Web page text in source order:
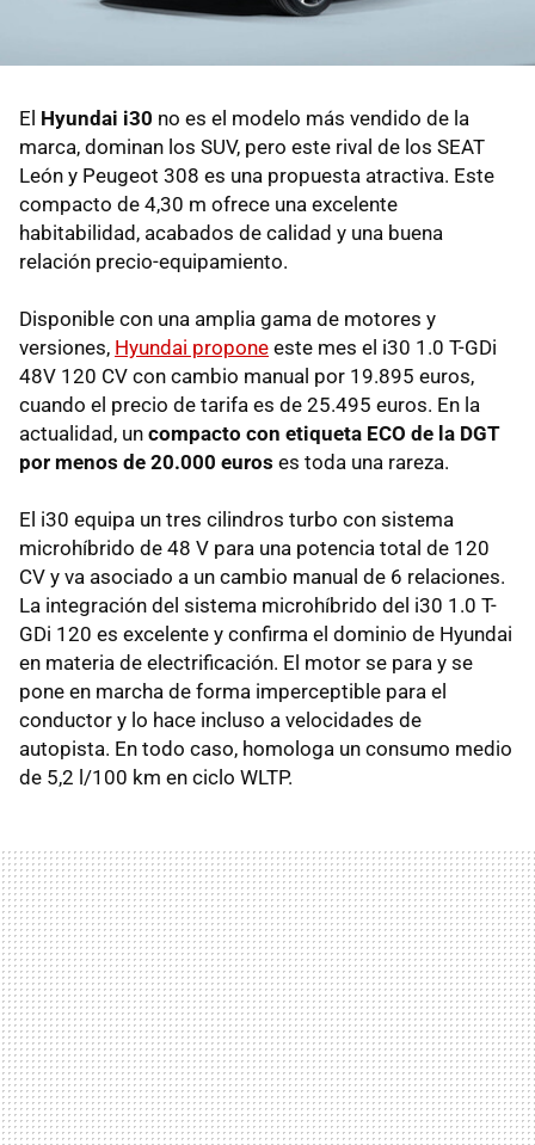
El Hyundai i30 no es el modelo más vendido de la
marca, dominan los SUV, pero este rival de los SEAT
León y Peugeot 308 es una propuesta atractiva. Este
compacto de 4,30 m ofrece una excelente
habitabilidad, acabados de calidad y una buena
relación precio-equipamiento.
Disponible con una amplia gama de motores y
versiones, Hyundai propone este mes el i30 1.0 T-GDi
48V 120 CV con cambio manual por 19.895 euros,
cuando el precio de tarifa es de 25.495 euros. En la
actualidad, un compacto con etiqueta ECO de la DGT
por menos de 20.000 euros es toda una rareza.
El i30 equipa un tres cilindros turbo con sistema
microhíbrido de 48 V para una potencia total de 120
CV y va asociado a un cambio manual de 6 relaciones.
La integración del sistema microhíbrido del i30 1.0 T-
GDi 120 es excelente y confirma el dominio de Hyundai
en materia de electrificación. El motor se para y se
pone en marcha de forma imperceptible para el
conductor y lo hace incluso a velocidades de
autopista. En todo caso, homologa un consumo medio
de 5,2 l/100 km en ciclo WLTP.